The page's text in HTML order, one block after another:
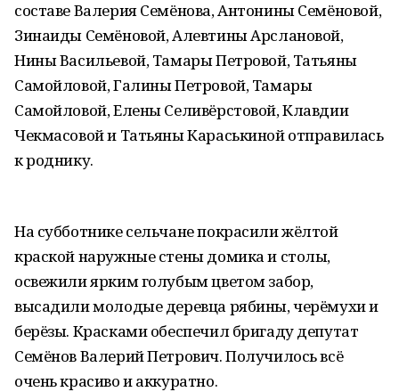
составе Валерия Семёнова, Антонины Семёновой,
Зинаиды Семёновой, Алевтины Арслановой,
Нины Васильевой, Тамары Петровой, Татьяны
Самойловой, Галины Петровой, Тамары
Самойловой, Елены Селивёрстовой, Клавдии
Чекмасовой и Татьяны Караськиной отправилась
к роднику.
На субботнике сельчане покрасили жёлтой
краской наружные стены домика и столы,
освежили ярким голубым цветом забор,
высадили молодые деревца рябины, черёмухи и
берёзы. Красками обеспечил бригаду депутат
Семёнов Валерий Петрович. Получилось всё
очень красиво и аккуратно.